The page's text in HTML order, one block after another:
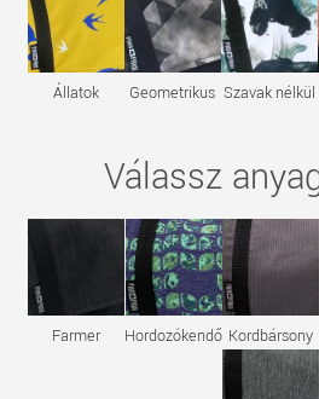
Állatok Geometrikus Szavak nélkül
Válassz
Farmer Hordozókendő Kordbársony